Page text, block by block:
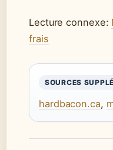
Lecture connexe:
frais
SOURCES
hardbacon.ca,